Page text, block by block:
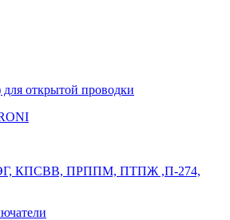
открытой проводки
КПСВВ, ПРППМ, ПТПЖ ,П-274,